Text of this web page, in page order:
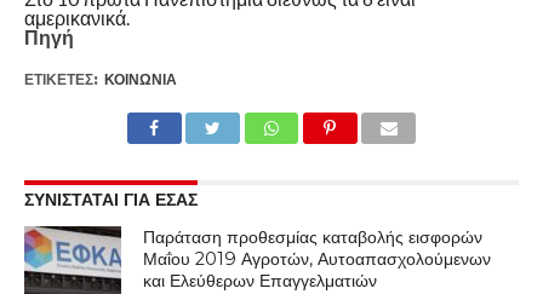
αμερικανικά.
Πηγή
ΕΤΙΚΕΤΕΣ: ΚΟΙΝΩΝΊΑ
ΣΥΝΙΣΤΑΤΑΙ ΓΙΑ ΕΣΑΣ
Παράταση προθεσμίας καταβολής εισφορών
Μαΐου 2019 Αγροτών, Αυτοαπασχολούμενων
και Ελεύθερων Επαγγελματιών